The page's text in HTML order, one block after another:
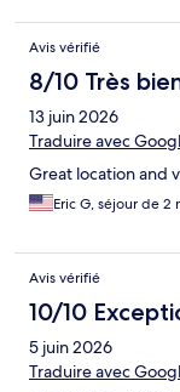
Ocean (leur
équipée) pour une
même chose ? Je
asiatique, peu varié
Avis vérifié
8/10 Très
13 juin 2026
Traduire avec
Great location and
Eric G, séjour de 2
Avis vérifié
10/10
5 juin 2026
Traduire avec